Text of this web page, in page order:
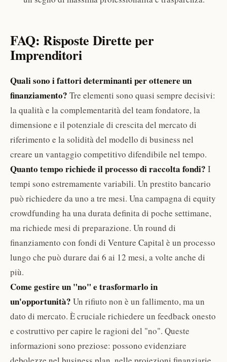
FAQ: Risposte Dirette per
Imprenditori
Quali sono i fattori determinanti per ottenere un
finanziamento? Tre elementi sono quasi sempre decisivi:
la qualità e la complementarità del team fondatore, la
dimensione e il potenziale di crescita del mercato di
riferimento e la solidità del modello di business nel
creare un vantaggio competitivo difendibile nel tempo.
Quanto tempo richiede il processo di raccolta fondi? I
tempi sono estremamente variabili. Un prestito bancario
può richiedere da uno a tre mesi. Una campagna di equity
crowdfunding ha una durata definita di poche settimane,
ma richiede mesi di preparazione. Un round di
finanziamento con fondi di Venture Capital è un processo
lungo che può durare dai 6 ai 12 mesi, a volte anche di
più.
Come gestire un "no" e trasformarlo in
un'opportunità? Un rifiuto non è un fallimento, ma un
dato di mercato. È cruciale richiedere un feedback onesto
e costruttivo per capire le ragioni del "no". Queste
informazioni sono preziose: possono evidenziare